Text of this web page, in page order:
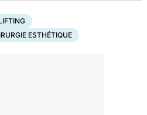
ESTHÉTIQUE